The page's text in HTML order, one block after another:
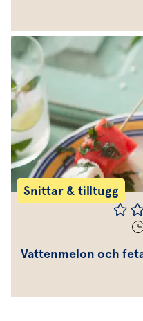
Snittar & tilltugg
Vattenmelon och